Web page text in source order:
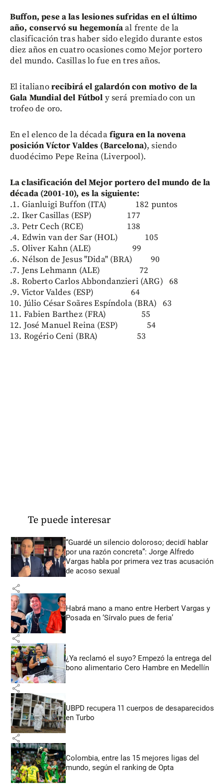
Buffon, pese a las lesiones sufridas en el último
año, conservó su hegemoníaal frente de la
clasificación tras haber sido elegido durante estos
diez años en cuatro ocasiones como Mejor portero
del mundo. Casillas lo fue en tres años.
El italianorecibirá el galardón con motivo de la
Gala Mundial del Fútbol y será premiado con un
trofeo de oro.
En el elenco de la décadafigura en la novena
posición Víctor Valdes (Barcelona), siendo
duodécimo Pepe Reina (Liverpool).
La clasificación del Mejor portero del mundo de la
década (2001-10), es la siguiente:
.1. Gianluigi Buffon (ITA) 182 puntos
.2. Iker Casillas (ESP) 177
.3. Petr Cech (RCE) 138
.4. Edwin van der Sar (HOL) 105
.5. Oliver Kahn (ALE) 99
.6. Nélson de Jesus "Dida" (BRA) 90
.7. Jens Lehmann (ALE) 72
.8. Roberto Carlos Abbondanzieri (ARG) 68
.9. Victor Valdes (ESP) 64
10. Júlio César Soãres Espíndola (BRA) 63
11. Fabien Barthez (FRA) 55
12. José Manuel Reina (ESP) 54
13. Rogério Ceni (BRA) 53
Te puede interesar
“Guardé un silencio doloroso; decidí hablar
por una razón concreta”: Jorge Alfredo
Vargas habla por primera vez tras acusación
de acoso sexual
share
Habrá mano a mano entre Herbert Vargas y
Posada en ‘Sírvalo pues de feria’
share
¿Ya reclamó el suyo? Empezó la entrega del
bono alimentario Cero Hambre en Medellín
share
UBPD recupera 11 cuerpos de desaparecidos
en Turbo
share
Colombia, entre las 15 mejores ligas del
mundo, según el ranking de Opta